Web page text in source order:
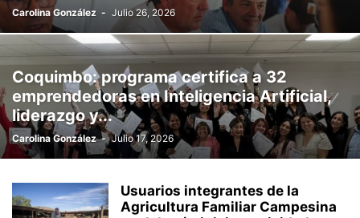
Carolina González - Julio 26, 2026
Coquimbo: programa certifica a 32
emprendedoras en Inteligencia Artificial,
liderazgo y...
Carolina González - Julio 17, 2026
Usuarios integrantes de la
Agricultura Familiar Campesina